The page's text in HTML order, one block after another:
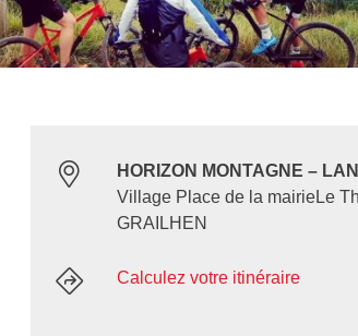
HORIZON MONTAGNE –
Village Place de la mairieLe
GRAILHEN
Calculez votre itinéraire